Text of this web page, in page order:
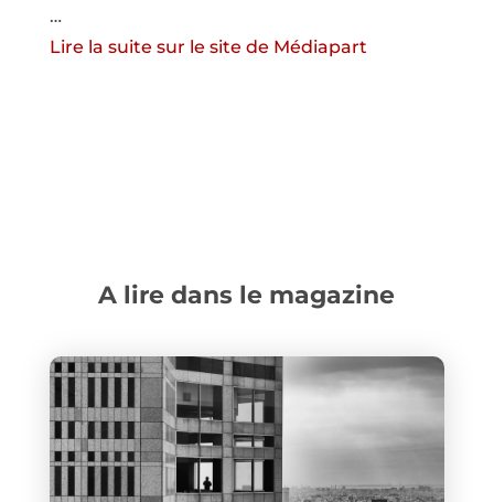
…
Lire la suite sur le site de Médiapart
A lire dans le magazine